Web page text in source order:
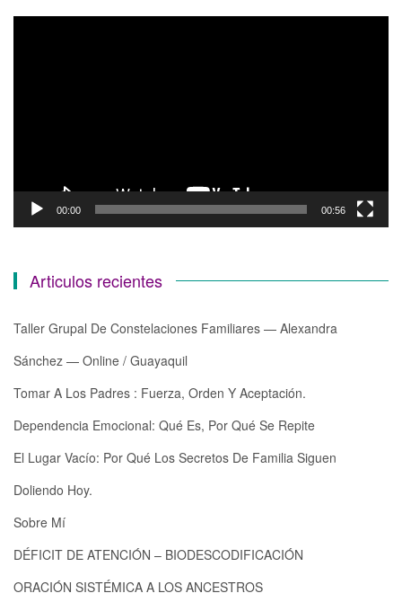
00:00 00:56
Articulos recientes
Taller Grupal De Constelaciones Familiares — Alexandra
Sánchez — Online / Guayaquil
Tomar A Los Padres : Fuerza, Orden Y Aceptación.
Dependencia Emocional: Qué Es, Por Qué Se Repite
El Lugar Vacío: Por Qué Los Secretos De Familia Siguen
Doliendo Hoy.
Sobre Mí
DÉFICIT DE ATENCIÓN – BIODESCODIFICACIÓN
ORACIÓN SISTÉMICA A LOS ANCESTROS